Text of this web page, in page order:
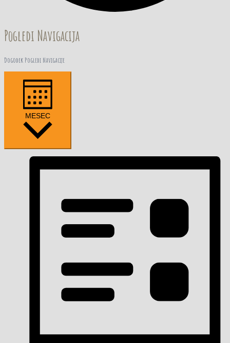
Pogledi Navigacija
Dogodek Pogledi Navigacije
MESEC